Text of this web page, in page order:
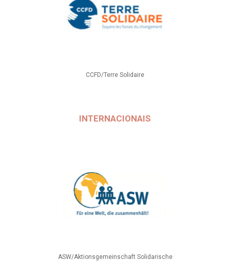
CCFD/Terre Solidaire
INTERNACIONAIS
ASW/Aktionsgemeinschaft Solidarische